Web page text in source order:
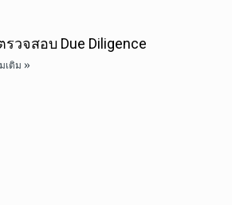
รวจสอบ Due Diligence
เติม »